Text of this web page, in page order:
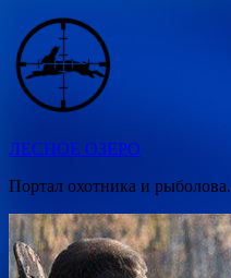
Перейти
содержимому
ЛЕСНОЕ ОЗЕРО
Портал охотника и рыболова.